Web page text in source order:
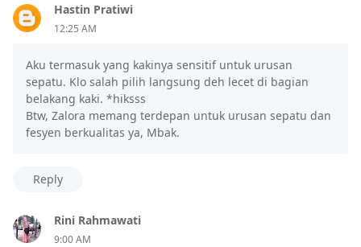
Hastin Pratiwi
12:25 AM
Aku termasuk yang kakinya sensitif untuk urusan
sepatu. Klo salah pilih langsung deh lecet di bagian
belakang kaki. *hiksss
Btw, Zalora memang terdepan untuk urusan sepatu dan
fesyen berkualitas ya, Mbak.
Reply
Rini Rahmawati
9:00 AM